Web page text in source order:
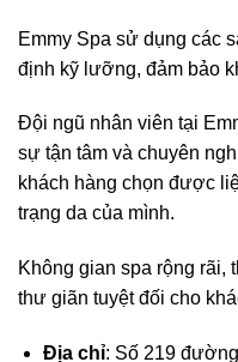
Emmy Spa sử dụng các
định kỹ lưỡng, đảm bảo
Đội ngũ nhân viên tại
sự tận tâm và chuyên
khách hàng chọn được
trạng da của mình.
Không gian spa rộng rãi,
thư giãn tuyệt đối cho
Địa chỉ: Số 219